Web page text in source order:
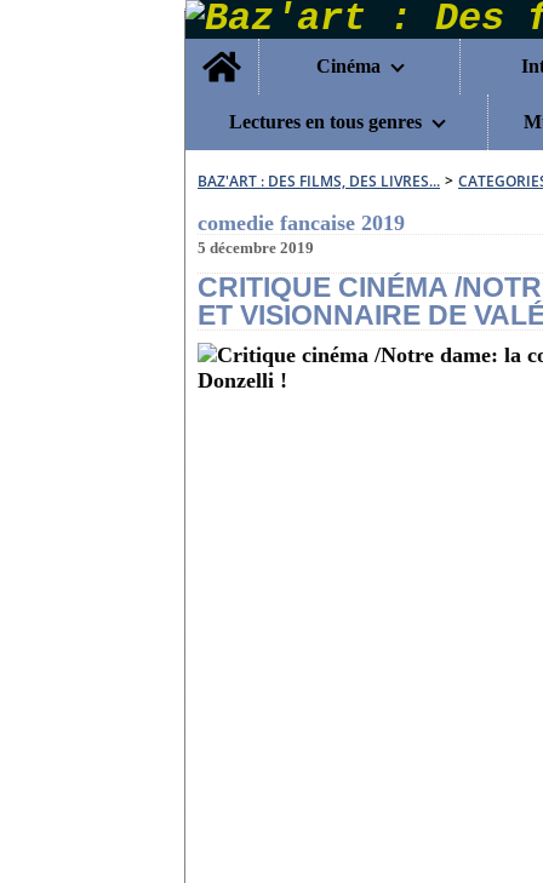
Home
Cinéma
Lectures en tous genres
BAZ'ART : DES FILMS, DES LIVRES... >
comedie fancaise 2019
5 décembre 2019
CRITIQUE CINÉMA /
ET VISIONNAIRE DE